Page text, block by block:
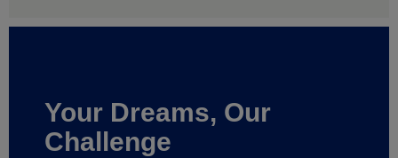
Your Dreams, Our
Challenge